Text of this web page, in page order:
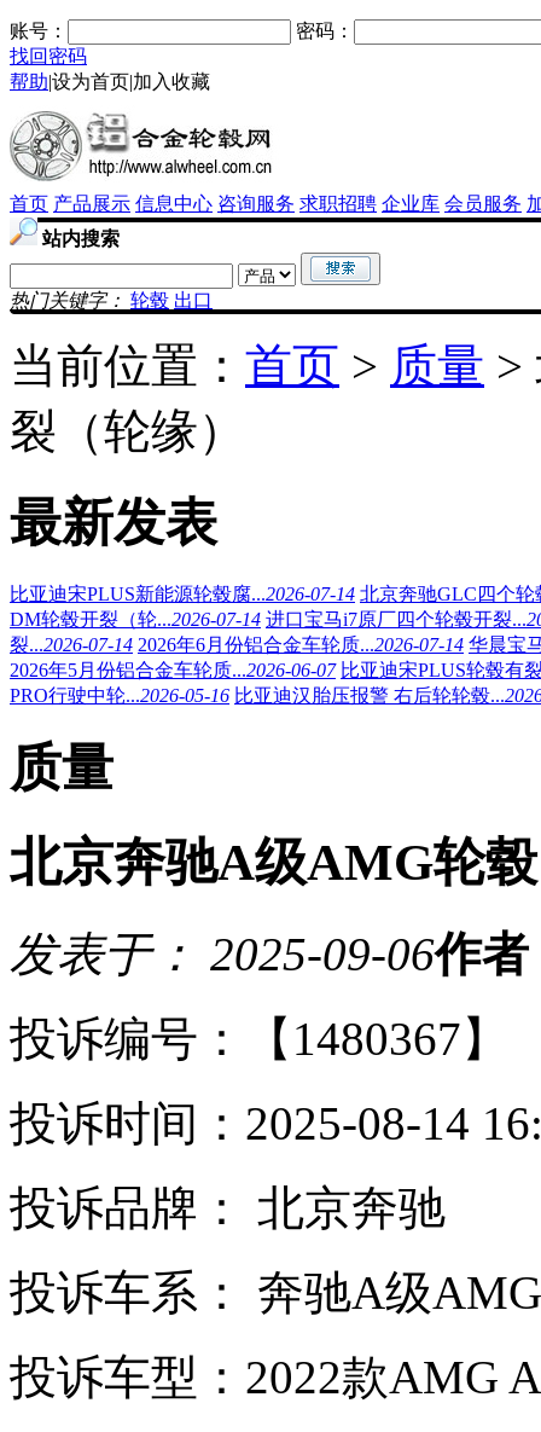
账号：
密码：
找回密码
帮助|设为首页|加入收藏
首页 产品展示 信息中心 咨询服务 求职招聘 企业库 会员服务
站内搜索
热门关键字： 轮毂 出口
当前位置： 首页 > 质量 >
裂（轮缘）
最新发表
比亚迪宋PLUS新能源轮毂腐...2026-07-14 北京奔驰GLC四个轮
DM轮毂开裂（轮...2026-07-14 进口宝马i7原厂四个轮毂开裂...
裂...2026-07-14 2026年6月份铝合金车轮质...2026-07-14 华晨宝
2026年5月份铝合金车轮质...2026-06-07 比亚迪宋PLUS轮毂有
PRO行驶中轮...2026-05-16 比亚迪汉胎压报警 右后轮轮毂...
质量
北京奔驰A级AMG轮
发表于： 2025-09-06作者
投诉编号：【1480367】
投诉时间：2025-08-14
投诉品牌： 北京奔驰
投诉车系： 奔驰A级AMG
投诉车型：2022款AMG